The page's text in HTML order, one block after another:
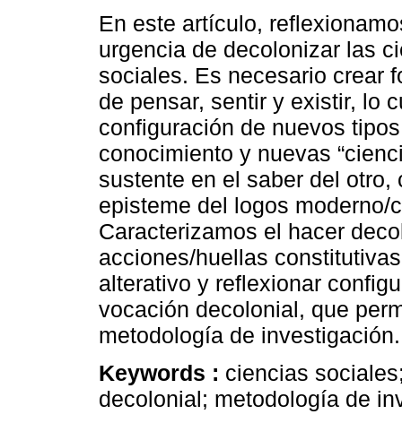
En este artículo,
urgencia de decolonizar las
sociales. Es necesario crear
de pensar, sentir y existir, lo
configuración de nuevos
conocimiento y nuevas
sustente en el saber del
episteme del logos
Caracterizamos el hacer
acciones/huellas
alterativo y reflexionar
vocación decolonial, que
metodología de investigación.
Keywords : ciencias
decolonial; metodología de